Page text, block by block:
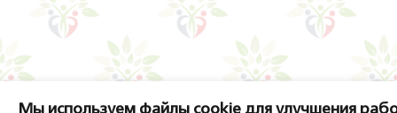
Мы используем файлы cookie для улучшения